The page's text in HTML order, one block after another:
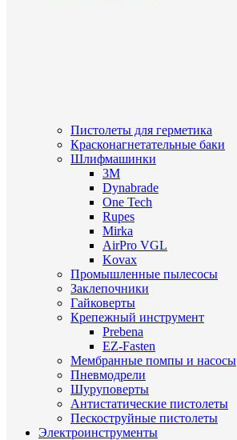
Пистолеты для герметика
Красконагнетательные баки
Шлифмашинки
3M
Dynabrade
One Tech
Rupes
Mirka
AirPro VGL
Kovax
Промышленные пылесосы
Заклепочники
Гайковерты
Крепежный инструмент
Prebena
EZ-Fasten
Мембранные помпы и насосы
Пневмодрели
Шуруповерты
Антистатические пистолеты
Пескоструйные пистолеты
Электроинструменты